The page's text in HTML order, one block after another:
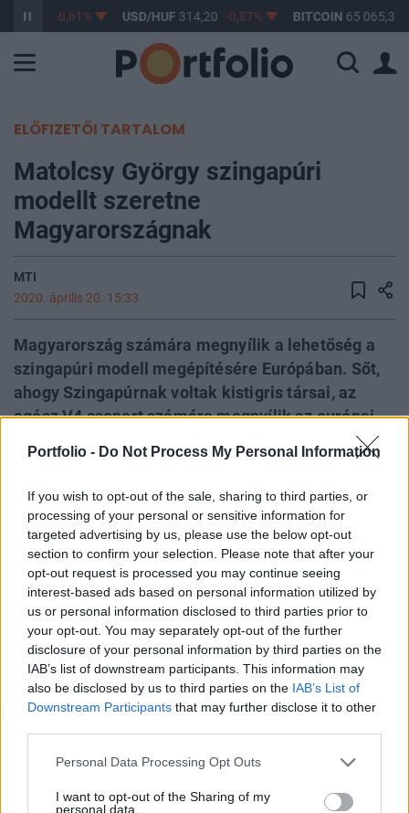
Portfolio - Do Not Process My Personal Information
If you wish to opt-out of the sale, sharing to third parties, or
processing of your personal or sensitive information for
targeted advertising by us, please use the below opt-out
section to confirm your selection. Please note that after your
opt-out request is processed you may continue seeing
interest-based ads based on personal information utilized by
us or personal information disclosed to third parties prior to
your opt-out. You may separately opt-out of the further
disclosure of your personal information by third parties on the
IAB’s list of downstream participants. This information may
also be disclosed by us to third parties on the IAB’s List of
Downstream Participants that may further disclose it to other
Personal Data Processing Opt Outs
I want to opt-out of the Sharing of my
personal data.
363,17 -0,61% USD/HUF314,20 -0,87% BITCOIN65 065,34
ELŐFIZETŐI TARTALOM
Matolcsy György szingapúri
modellt szeretne
Magyarországnak
MTI
2020. április 20. 15:33
Magyarország számára megnyílik a lehetőség a
szingapúri modell megépítésére Európában. Sőt,
ahogy Szingapúrnak voltak kistigris társai, az
egész V4 csoport számára megnyílik az európai
kistigrissé válás történelmi szakasza - szögezi le
a növekedés.hu-n hétfőn megjelent legfrissebb
írásában Matolcsy György, a Magyar Nemzeti
Bank (MNB) elnöke.
Matolcsy György szerint a mostani válság után új magyar
jövőképre lesz szükség. Az elmúlt hónapok
világjárványából és annak kezeléséből egy alapvető
következtetést a jegybankelnök máris levonhatónak tart,
számára úgy tűnik, hogy Kelet-Ázsia jobban vizsgázik, mint
a fejlett nyugati államok, az Európai Unió északi és keleti
tagállamai pedig jobban kezelik az összetett...
A keresett cikk a portfolio.hu hírarchívumához
tartozik, melynek olvasása előfizetéses